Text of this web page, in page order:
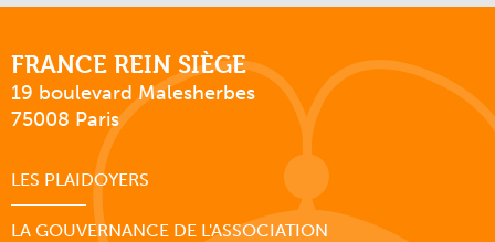
FRANCE REIN SIÈGE
19 boulevard Malesherbes
75008 Paris
LES PLAIDOYERS
LA GOUVERNANCE DE L'ASSOCIATION